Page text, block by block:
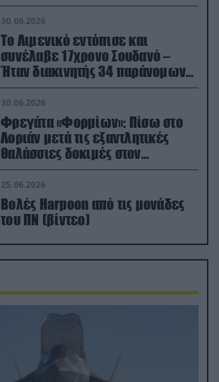
30.06.2026
Το Λιμενικό εντόπισε και
συνέλαβε 17χρονο Σουδανό –
Ήταν διακινητής 34 παράνομων
μεταναστών
30.06.2026
Φρεγάτα «Φορμίων»: Πίσω στο
Λοριάν μετά τις εξαντλητικές
θαλάσσιες δοκιμές στον
απαιτητικό Βισκαϊκό
25.06.2026
Βολές Harpoon από τις μονάδες
του ΠΝ (βίντεο)